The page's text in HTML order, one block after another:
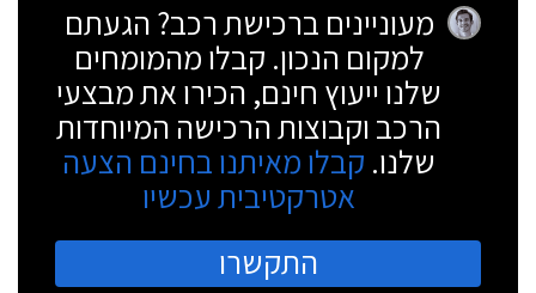
מעוניינים ברכישת רכב? הגעתם
למקום הנכון. קבלו מהמומחים
שלנו ייעוץ חינם, הכירו את מבצעי
הרכב וקבוצות הרכישה המיוחדות
שלנו. קבלו מאיתנו בחינם הצעה
אטרקטיבית עכשיו
התקשרו